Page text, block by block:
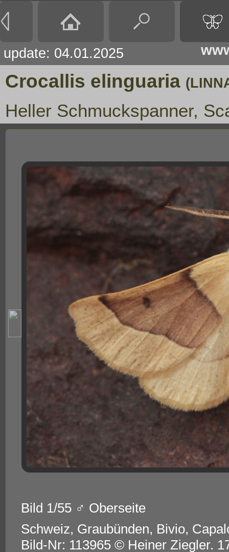
update: 04.01.2025
Crocallis elinguaria
Heller Schmuckspanner,
Bild 1/55 ♂ Oberseite
Schweiz, Graubünden, Bivio,
Bild-Nr: 113965 © Heiner Ziegler.